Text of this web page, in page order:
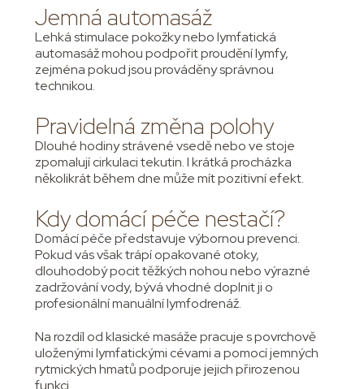
Jemná automasáž
Lehká stimulace pokožky nebo lymfatická
automasáž mohou podpořit proudění lymfy,
zejména pokud jsou prováděny správnou
technikou.
Pravidelná změna polohy
Dlouhé hodiny strávené vsedě nebo ve stoje
zpomalují cirkulaci tekutin. I krátká procházka
několikrát během dne může mít pozitivní efekt.
Kdy domácí péče nestačí?
Domácí péče představuje výbornou prevenci.
Pokud vás však trápí opakované otoky,
dlouhodobý pocit těžkých nohou nebo výrazné
zadržování vody, bývá vhodné doplnit ji o
profesionální manuální lymfodrenáž.
Na rozdíl od klasické masáže pracuje s povrchově
uloženými lymfatickými cévami a pomocí jemných
rytmických hmatů podporuje jejich přirozenou
funkci.